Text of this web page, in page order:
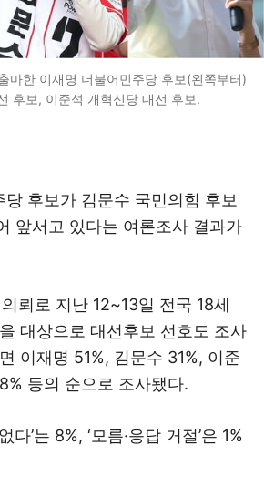
마한 이재명 더불어민주당 후보(왼쪽부터)
후보, 이준석 개혁신당 대선 후보.
후보가 김문수 국민의힘 후보
앞서고 있다는 여론조사 결과가
뢰로 지난 12~13일 전국 18세
대상으로 대선후보 선호도 조사
이재명 51%, 김문수 31%, 이준
등의 순으로 조사됐다.
다’는 8%, ‘모름·응답 거절’은 1%